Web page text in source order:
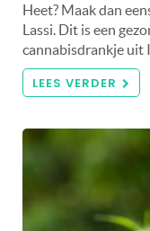
Heet? Maak dan
Lassi. Dit is een
cannabisdrankje uit
LEES VERDER